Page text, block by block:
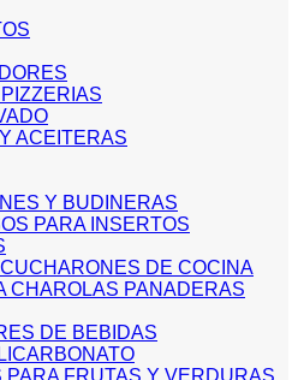
ACEITERAS
Y BUDINERAS
PARA INSERTOS
DE COCINA
CHAROLAS PANADERAS
DE BEBIDAS
PARA FRUTAS Y VERDURAS